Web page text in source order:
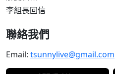
李組長回信
聯絡我們
Email: tsunnylive@gmail.com